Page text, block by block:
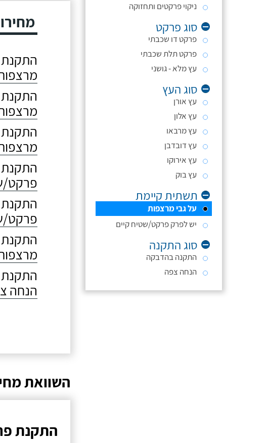
ניקוי פרקטים ותחזוקה
סוג פרקט
פרקט דו שכבתי
פרקט תלת שכבתי
עץ מלא - גושני
סוג העץ
עץ אורן
עץ אלון
עץ מרבאו
עץ דובדבן
עץ אירוקו
עץ בוק
תשתית קיימת
על גבי מרצפות
יש לפרק פרקט/שטיח קיים
סוג התקנה
התקנה בהדבקה
הנחה צפה
התקנת
התקנת
התקנת
פרקט/
פרקט/
התקנת
הנחה
השוואת
התקנת